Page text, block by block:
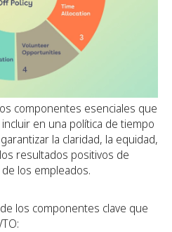
componentes esenciales que
en una política de tiempo
la claridad, la equidad,
resultados positivos de
los empleados.
los componentes clave que